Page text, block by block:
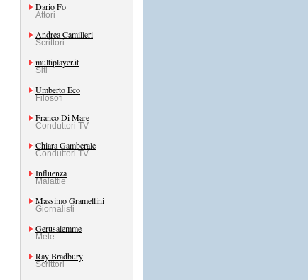
Dario Fo
Attori
Andrea Camilleri
Scrittori
multiplayer.it
Siti
Umberto Eco
Filosofi
Franco Di Mare
Conduttori TV
Chiara Gamberale
Conduttori TV
Influenza
Malattie
Massimo Gramellini
Giornalisti
Gerusalemme
Mete
Ray Bradbury
Scrittori